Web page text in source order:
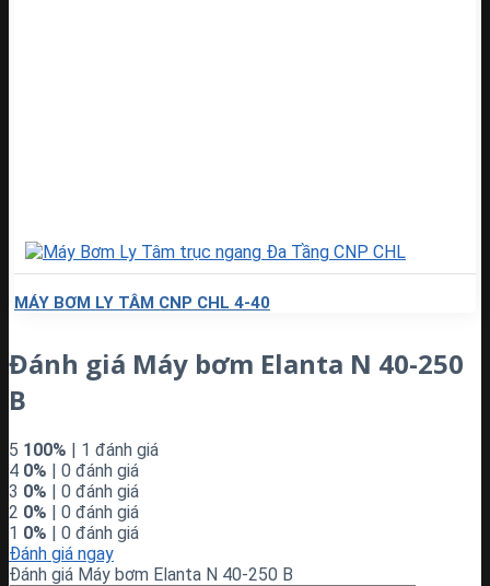
MÁY BƠM LY TÂM CNP CHL 4-40
Đánh giá Máy bơm Elanta N 40-250
B
5 100% | 1 đánh giá
4 0% | 0 đánh giá
3 0% | 0 đánh giá
2 0% | 0 đánh giá
1 0% | 0 đánh giá
Đánh giá ngay
Đánh giá Máy bơm Elanta N 40-250 B